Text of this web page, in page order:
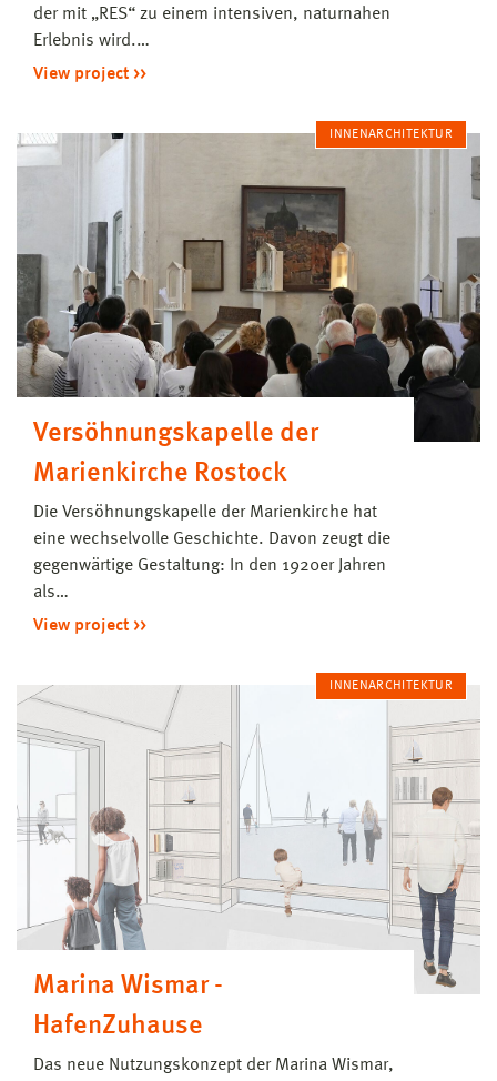
der mit „RES“ zu einem intensiven, naturnahen
Erlebnis wird.…
View project
INNENARCHITEKTUR
Versöhnungskapelle der
Marienkirche Rostock
Die Versöhnungskapelle der Marienkirche hat
eine wechselvolle Geschichte. Davon zeugt die
gegenwärtige Gestaltung: In den 1920er Jahren
als…
View project
INNENARCHITEKTUR
Marina Wismar -
HafenZuhause
Das neue Nutzungskonzept der Marina Wismar,